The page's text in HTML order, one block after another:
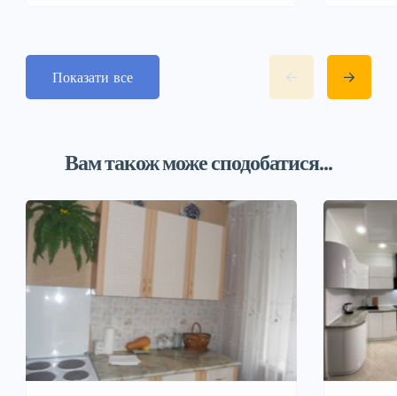
Показати все
Вам також може сподобатися...